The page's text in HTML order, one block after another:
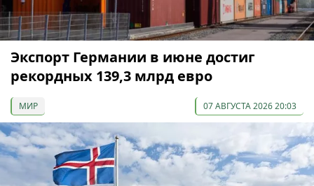
Экспорт Германии в июне достиг
рекордных 139,3 млрд евро
МИР 07 АВГУСТА 2026 20:03